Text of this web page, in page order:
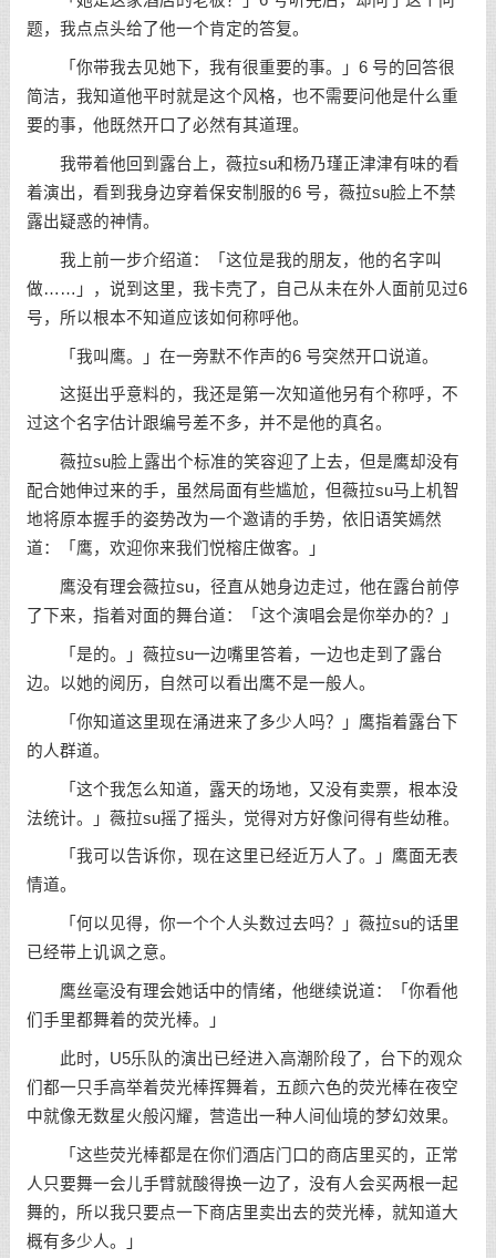
题，我点点头给了他一个肯定的答复。
「你带我去见她下，我有很重要的事。」6 号的回答很
简洁，我知道他平时就是这个风格，也不需要问他是什么重
要的事，他既然开口了必然有其道理。
我带着他回到露台上，薇拉su和杨乃瑾正津津有味的看
着演出，看到我身边穿着保安制服的6 号，薇拉su脸上不禁
露出疑惑的神情。
我上前一步介绍道：「这位是我的朋友，他的名字叫
做……」，说到这里，我卡壳了，自己从未在外人面前见过6
号，所以根本不知道应该如何称呼他。
「我叫鹰。」在一旁默不作声的6 号突然开口说道。
这挺出乎意料的，我还是第一次知道他另有个称呼，不
过这个名字估计跟编号差不多，并不是他的真名。
薇拉su脸上露出个标准的笑容迎了上去，但是鹰却没有
配合她伸过来的手，虽然局面有些尴尬，但薇拉su马上机智
地将原本握手的姿势改为一个邀请的手势，依旧语笑嫣然
道：「鹰，欢迎你来我们悦榕庄做客。」
鹰没有理会薇拉su，径直从她身边走过，他在露台前停
了下来，指着对面的舞台道：「这个演唱会是你举办的？」
「是的。」薇拉su一边嘴里答着，一边也走到了露台
边。以她的阅历，自然可以看出鹰不是一般人。
「你知道这里现在涌进来了多少人吗？」鹰指着露台下
的人群道。
「这个我怎么知道，露天的场地，又没有卖票，根本没
法统计。」薇拉su摇了摇头，觉得对方好像问得有些幼稚。
「我可以告诉你，现在这里已经近万人了。」鹰面无表
情道。
「何以见得，你一个个人头数过去吗？」薇拉su的话里
已经带上讥讽之意。
鹰丝毫没有理会她话中的情绪，他继续说道：「你看他
们手里都舞着的荧光棒。」
此时，U5乐队的演出已经进入高潮阶段了，台下的观众
们都一只手高举着荧光棒挥舞着，五颜六色的荧光棒在夜空
中就像无数星火般闪耀，营造出一种人间仙境的梦幻效果。
「这些荧光棒都是在你们酒店门口的商店里买的，正常
人只要舞一会儿手臂就酸得换一边了，没有人会买两根一起
舞的，所以我只要点一下商店里卖出去的荧光棒，就知道大
概有多少人。」